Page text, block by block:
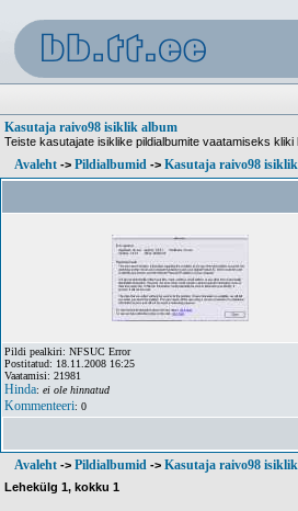
Kasutaja raivo98 isiklik album
Teiste kasutajate isiklike pildialbumite vaatamiseks kliki
Avaleht -> Pildialbumid -> Kasutaja raivo98
Pildi pealkiri: NFSUC Error
Postitatud: 18.11.2008 16:25
Vaatamisi: 21981
Hinda: ei ole hinnatud
Kommenteeri: 0
Avaleht -> Pildialbumid -> Kasutaja raivo98
Lehekülg 1, kokku 1